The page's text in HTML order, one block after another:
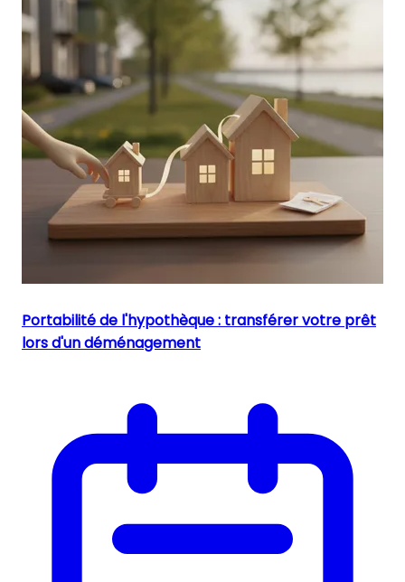
Portabilité de l'hypothèque : transférer votre prêt
lors d'un déménagement